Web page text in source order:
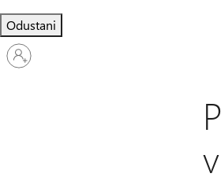
Odustani
Prijavite
se